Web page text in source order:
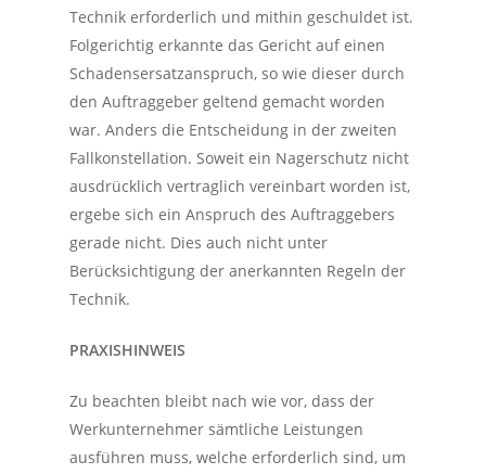
Technik erforderlich und mithin geschuldet ist.
Folgerichtig erkannte das Gericht auf einen
Schadensersatzanspruch, so wie dieser durch
den Auftraggeber geltend gemacht worden
war. Anders die Entscheidung in der zweiten
Fallkonstellation. Soweit ein Nagerschutz nicht
ausdrücklich vertraglich vereinbart worden ist,
ergebe sich ein Anspruch des Auftraggebers
gerade nicht. Dies auch nicht unter
Berücksichtigung der anerkannten Regeln der
Technik.
PRAXISHINWEIS
Zu beachten bleibt nach wie vor, dass der
Werkunternehmer sämtliche Leistungen
ausführen muss, welche erforderlich sind, um